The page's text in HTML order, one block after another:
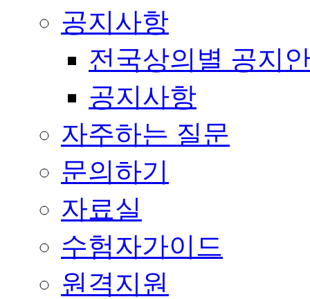
공지사항
전국상의별 공지
공지사항
자주하는 질문
문의하기
자료실
수험자가이드
원격지원